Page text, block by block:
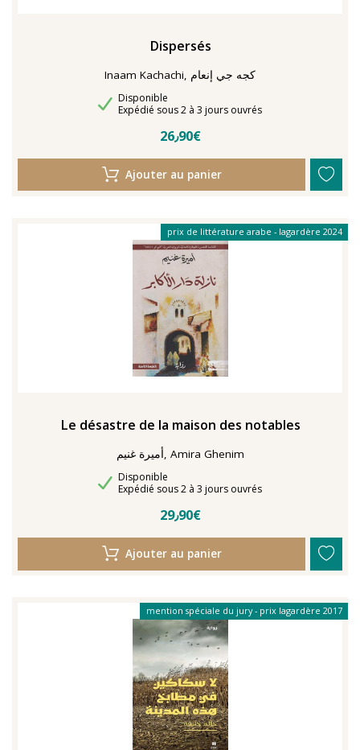
Dispersés
Inaam Kachachi, كجه جي إنعام
Disponibilité
Disponible
Délais de livraison
Expédié sous 2 à 3 jours ouvrés
26٫90€
Ajouter au panier
Le désastre de la maison des notables
liste courte booker 2021
prix de littérature arabe - lagardère 2024
أميرة غنيم, Amira Ghenim
Disponibilité
Disponible
Délais de livraison
Expédié sous 2 à 3 jours ouvrés
29٫90€
Ajouter au panier
mention spéciale du jury - prix lagardère 2017